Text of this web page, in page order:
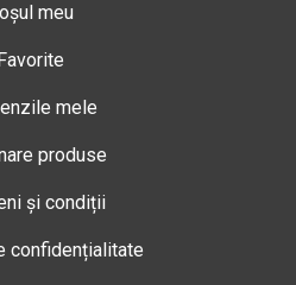
meu
Favorite
mele
produse
și condiții
confidențialitate